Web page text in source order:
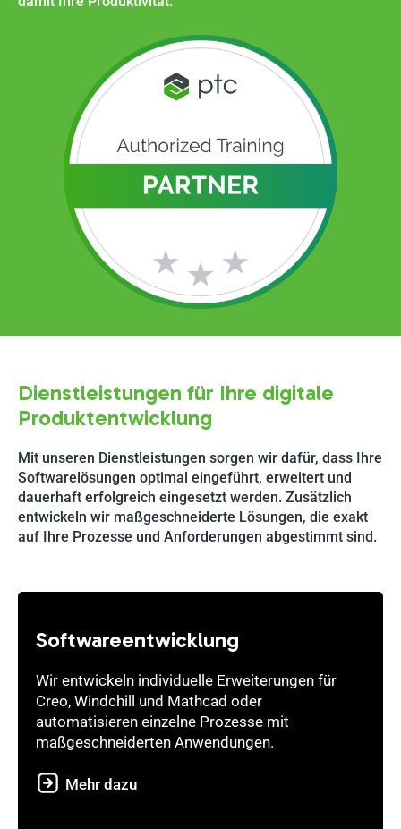
Dienstleistungen für Ihre digitale
Produktentwicklung
Mit unseren Dienstleistungen sorgen wir dafür, dass Ihre
Softwarelösungen optimal eingeführt, erweitert und
dauerhaft erfolgreich eingesetzt werden. Zusätzlich
entwickeln wir maßgeschneiderte Lösungen, die exakt
auf Ihre Prozesse und Anforderungen abgestimmt sind.
Softwareentwicklung
Wir entwickeln individuelle Erweiterungen für
Creo, Windchill und Mathcad oder
automatisieren einzelne Prozesse mit
maßgeschneiderten Anwendungen.
Mehr dazu